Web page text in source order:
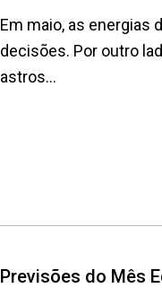
Em maio, as energias
decisões. Por outro
astros...
Previsões do Mês